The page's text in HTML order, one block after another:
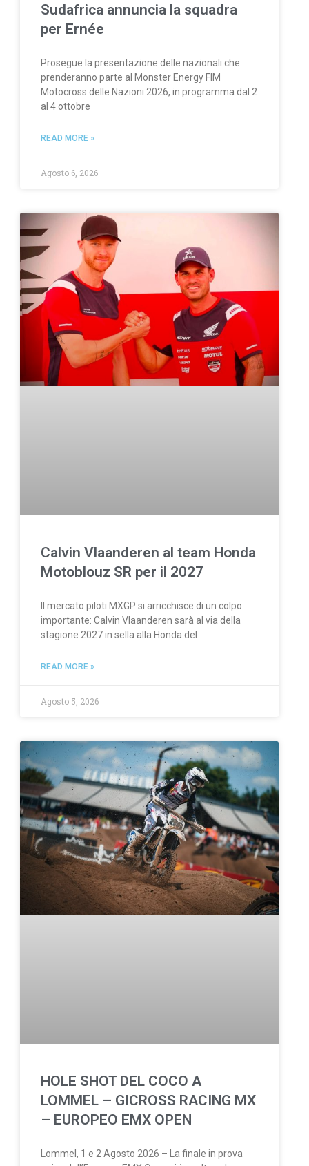
Sudafrica annuncia la squadra
per Ernée
Prosegue la presentazione delle nazionali che
prenderanno parte al Monster Energy FIM
Motocross delle Nazioni 2026, in programma dal 2
al 4 ottobre
READ MORE »
Agosto 6, 2026
Calvin Vlaanderen al team Honda
Motoblouz SR per il 2027
Il mercato piloti MXGP si arricchisce di un colpo
importante: Calvin Vlaanderen sarà al via della
stagione 2027 in sella alla Honda del
READ MORE »
Agosto 5, 2026
HOLE SHOT DEL COCO A
LOMMEL – GICROSS RACING MX
– EUROPEO EMX OPEN
Lommel, 1 e 2 Agosto 2026 – La finale in prova